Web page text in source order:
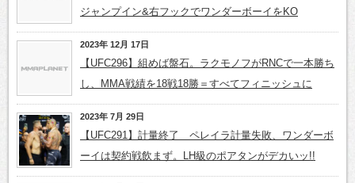
ジャンプイン&右フックでワンダーボーイをKO
2023年 12月 17日
【UFC296】組めば盤石。ラクモノフがRNCで一本勝ち
し、MMA戦績を18戦18勝＝すべてフィニッシュに
2023年 7月 29日
【UFC291】計量終了 ペレイラ計量失敗、ワンダーボ
ーイは契約戦飲まず。LH級のポアタンがデカいッ!!